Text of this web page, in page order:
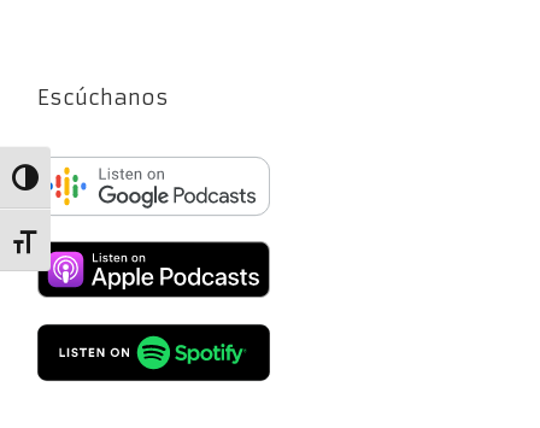
Alternar alto contraste
Alternar tamaño de letra
Escúchanos